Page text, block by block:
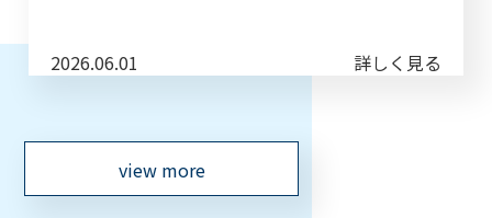
2026.06.01 詳しく見る
view more